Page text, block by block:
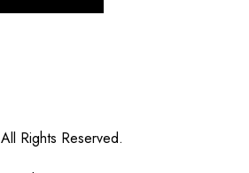
Rights Reserved.